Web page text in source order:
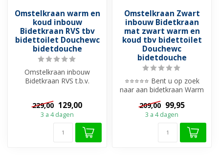
Omstelkraan warm en
koud inbouw
Bidetkraan RVS tbv
bidettoilet Douchewc
bidetdouche
Omstelkraan inbouw
Bidetkraan RVS t.b.v.
zoek naar een lux...
229,00 129,00
3 a 4 dagen
Omstelkraan Zwart
inbouw Bidetkraan
mat zwart warm en
koud tbv bidettoilet
Douchewc
bidetdouche
⭐⭐⭐⭐⭐ Bent u op zoek
naar aan bidetkraan Warm
& koud voor een Douche
WC om elk t...
209,00 99,95
3 a 4 dagen